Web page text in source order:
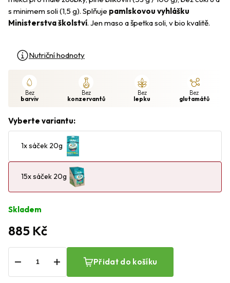
885 Kč
Skladem
+
− Přidat do košíku
s minimem soli (1,5 g). Splňuje pamlskovou vyhlášku
Ministerstva školství. Jen maso a špetka soli, v bio kvalitě.
Nutriční hodnoty
Bez
barviv
Bez
konzervantů
Bez
lepku
Bez
glutamátů
Vyberte variantu:
1x sáček 20g
15x sáček 20g